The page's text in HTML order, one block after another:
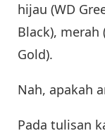
hijau (WD
Black), merah
Gold).
Nah, apakah
Pada tulisan